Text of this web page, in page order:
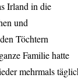
Irland in die
und
Töchtern
Familie hatte
mehrmals